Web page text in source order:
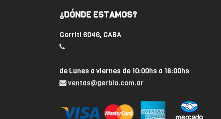
¿DÓNDE ESTAMOS?
Gorriti 6046, CABA
de Lunes a viernes de 10:00hs a 18:00hs
ventas@gerbio.com.ar